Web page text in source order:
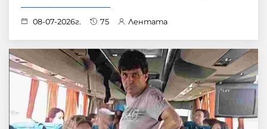
08-07-2026г. 75 Лентата